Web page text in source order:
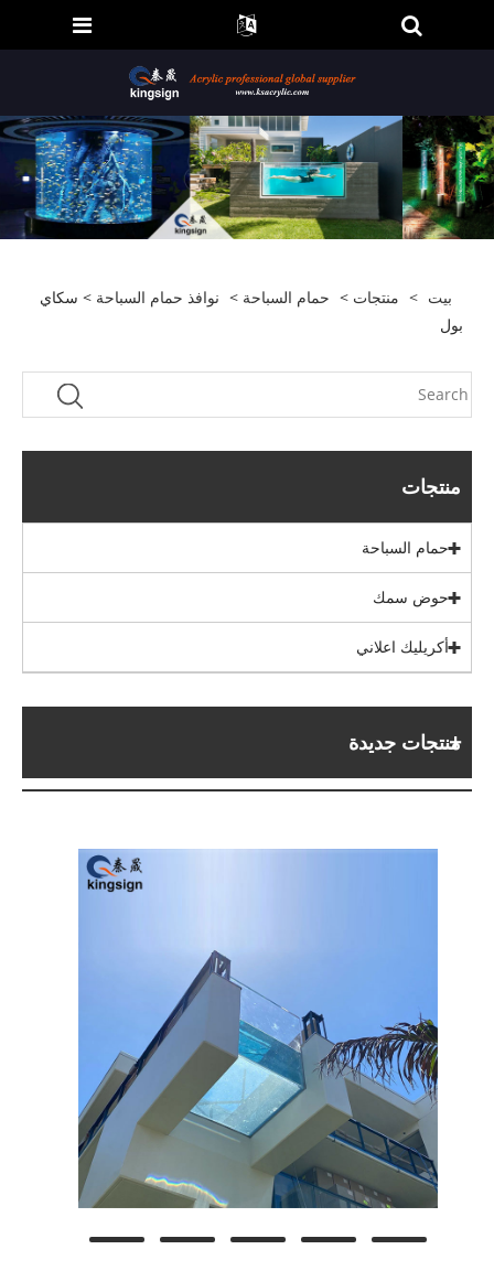
بيت > منتجات > حمام السباحة > نوافذ حمام السباحة > سكاي
بول
منتجات
حمام السباحة
حوض سمك
أكريليك اعلاني
منتجات جديدة